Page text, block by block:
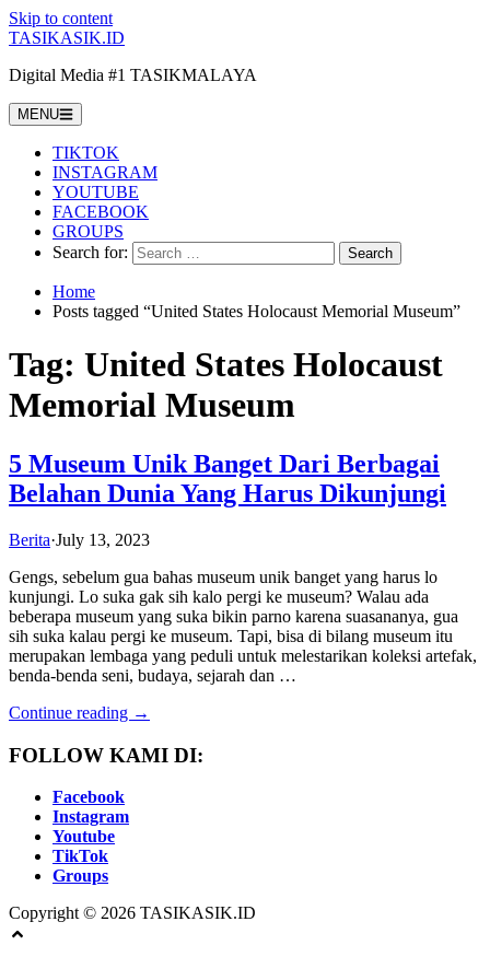
Skip to content
TASIKASIK.ID
Digital Media #1 TASIKMALAYA
MENU
TIKTOK
INSTAGRAM
YOUTUBE
FACEBOOK
GROUPS
Search for:
Home
Posts tagged “United States Holocaust Memorial Museum”
Tag: United States Holocaust
Memorial Museum
5 Museum Unik Banget Dari Berbagai
Belahan Dunia Yang Harus Dikunjungi
Berita·July 13, 2023
Gengs, sebelum gua bahas museum unik banget yang harus lo
kunjungi. Lo suka gak sih kalo pergi ke museum? Walau ada
beberapa museum yang suka bikin parno karena suasananya, gua
sih suka kalau pergi ke museum. Tapi, bisa di bilang museum itu
merupakan lembaga yang peduli untuk melestarikan koleksi artefak,
benda-benda seni, budaya, sejarah dan …
Continue reading →
FOLLOW KAMI DI:
Facebook
Instagram
Youtube
TikTok
Groups
Copyright © 2026 TASIKASIK.ID